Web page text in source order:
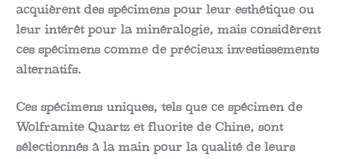
acquièrent des spécimens pour leur esthétique ou
leur intérêt pour la minéralogie, mais considèrent
ces spécimens comme de précieux investissements
alternatifs.
Ces spécimens uniques, tels que ce spécimen de
Wolframite Quartz et fluorite de Chine, sont
sélectionnés à la main pour la qualité de leurs